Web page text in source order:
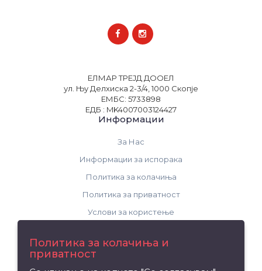
ЕЛМАР ТРЕЈД ДООЕЛ
ул. Њу Делхиска 2-3/4, 1000 Скопје
ЕМБС: 5733898
ЕДБ : MK4007003124427
Информации
За Нас
Информации за испорака
Политика за колачиња
Политика за приватност
Услови за користење
Политика за колачиња и
приватност